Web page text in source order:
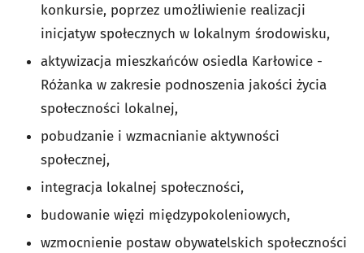
konkursie, poprzez umożliwienie realizacji
inicjatyw społecznych w lokalnym środowisku,
aktywizacja mieszkańców osiedla Karłowice -
Różanka w zakresie podnoszenia jakości życia
społeczności lokalnej,
pobudzanie i wzmacnianie aktywności
społecznej,
integracja lokalnej społeczności,
budowanie więzi międzypokoleniowych,
wzmocnienie postaw obywatelskich społeczności